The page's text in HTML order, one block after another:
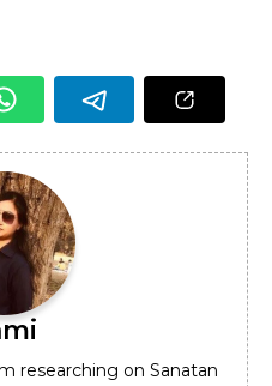
researching on Sanatan